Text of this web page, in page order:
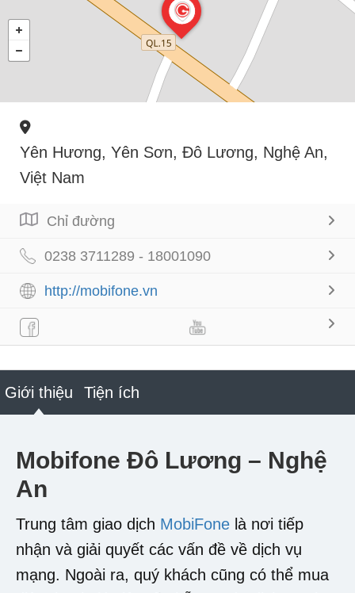
Yên Hương, Yên Sơn, Đô Lương, Nghệ An,
Việt Nam
Chỉ đường
0238 3711289 - 18001090
http://mobifone.vn
Giới thiệu Tiện ích
Mobifone Đô Lương – Nghệ
An
Trung tâm giao dịch MobiFone là nơi tiếp
nhận và giải quyết các vấn đề về dịch vụ
mạng. Ngoài ra, quý khách cũng có thể mua